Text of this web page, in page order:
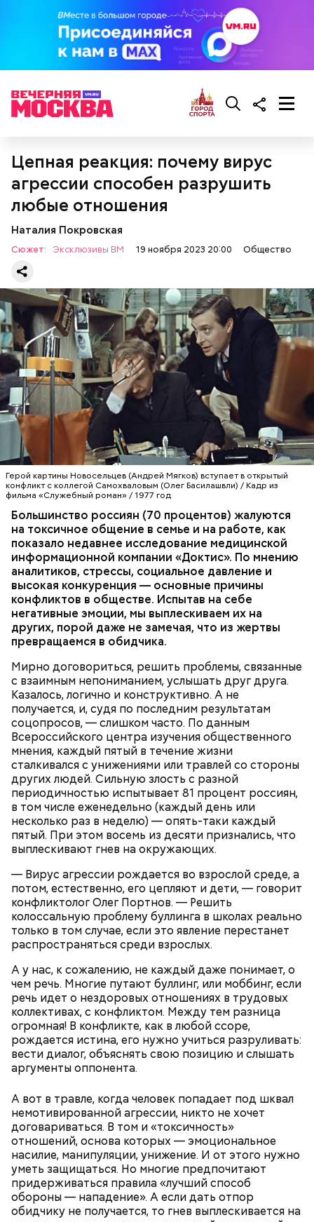
Цепная реакция: почему вирус
агрессии способен разрушить
любые отношения
Наталия Покровская
Сюжет: Эксклюзивы ВМ 19 ноября 2023 20:00 Общество
Герой картины Новосельцев (Андрей Мягков) вступает в открытый
конфликт с коллегой Самохваловым (Олег Басилашвли) / Кадр из
фильма «Служебный роман» / 1977 год
Большинство россиян (70 процентов) жалуются
на токсичное общение в семье и на работе, как
показало недавнее исследование медицинской
информационной компании «Доктис». По мнению
аналитиков, стрессы, социальное давление и
высокая конкуренция — основные причины
конфликтов в обществе. Испытав на себе
негативные эмоции, мы выплескиваем их на
других, порой даже не замечая, что из жертвы
превращаемся в обидчика.
Мирно договориться, решить проблемы, связанные
с взаимным непониманием, услышать друг друга.
Казалось, логично и конструктивно. А не
получается, и, судя по последним результатам
соцопросов, — слишком часто. По данным
Всероссийского центра изучения общественного
мнения, каждый пятый в течение жизни
сталкивался с унижениями или травлей со стороны
других людей. Сильную злость с разной
периодичностью испытывает 81 процент россиян,
в том числе еженедельно (каждый день или
несколько раз в неделю) — опять-таки каждый
пятый. При этом восемь из десяти признались, что
выплескивают гнев на окружающих.
— Вирус агрессии рождается во взрослой среде, а
потом, естественно, его цепляют и дети, — говорит
конфликтолог Олег Портнов. — Решить
колоссальную проблему буллинга в школах реально
только в том случае, если это явление перестанет
распространяться среди взрослых.
А у нас, к сожалению, не каждый даже понимает, о
чем речь. Многие путают буллинг, или моббинг, если
речь идет о нездоровых отношениях в трудовых
коллективах, с конфликтом. Между тем разница
огромная! В конфликте, как в любой ссоре,
рождается истина, его нужно учиться разруливать:
вести диалог, объяснять свою позицию и слышать
аргументы оппонента.
А вот в травле, когда человек попадает под шквал
немотивированной агрессии, никто не хочет
договариваться. В том и «токсичность»
отношений, основа которых — эмоциональное
насилие, манипуляции, унижение. И от этого нужно
уметь защищаться. Но многие предпочитают
придерживаться правила «лучший способ
обороны — нападение». А если дать отпор
обидчику не получается, то гнев выплескивается на